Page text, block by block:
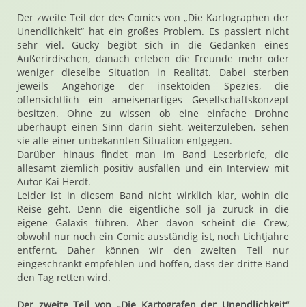
Der zweite Teil der des Comics von „Die Kartographen der
Unendlichkeit“ hat ein großes Problem. Es passiert nicht
sehr viel. Gucky begibt sich in die Gedanken eines
Außerirdischen, danach erleben die Freunde mehr oder
weniger dieselbe Situation in Realität. Dabei sterben
jeweils Angehörige der insektoiden Spezies, die
offensichtlich ein ameisenartiges Gesellschaftskonzept
besitzen. Ohne zu wissen ob eine einfache Drohne
überhaupt einen Sinn darin sieht, weiterzuleben, sehen
sie alle einer unbekannten Situation entgegen.
Darüber hinaus findet man im Band Leserbriefe, die
allesamt ziemlich positiv ausfallen und ein Interview mit
Autor Kai Herdt.
Leider ist in diesem Band nicht wirklich klar, wohin die
Reise geht. Denn die eigentliche soll ja zurück in die
eigene Galaxis führen. Aber davon scheint die Crew,
obwohl nur noch ein Comic ausständig ist, noch Lichtjahre
entfernt. Daher können wir den zweiten Teil nur
eingeschränkt empfehlen und hoffen, dass der dritte Band
den Tag retten wird.